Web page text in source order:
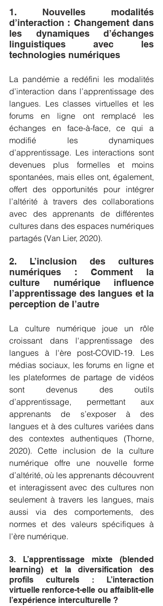
1. Nouvelles modalités
d’interaction : Changement dans
les dynamiques d’échanges
linguistiques avec les
technologies numériques
La pandémie a redéfini les modalités
d’interaction dans l’apprentissage des
langues. Les classes virtuelles et les
forums en ligne ont remplacé les
échanges en face-à-face, ce qui a
modifié les dynamiques
d’apprentissage. Les interactions sont
devenues plus formelles et moins
spontanées, mais elles ont, également,
offert des opportunités pour intégrer
l’altérité à travers des collaborations
avec des apprenants de différentes
cultures dans des espaces numériques
partagés (Van Lier, 2020).
2. L’inclusion des cultures
numériques : Comment la
culture numérique influence
l’apprentissage des langues et la
perception de l’autre
La culture numérique joue un rôle
croissant dans l'apprentissage des
langues à l'ère post-COVID-19. Les
médias sociaux, les forums en ligne et
les plateformes de partage de vidéos
sont devenus des outils
d’apprentissage, permettant aux
apprenants de s’exposer à des
langues et à des cultures variées dans
des contextes authentiques (Thorne,
2020). Cette inclusion de la culture
numérique offre une nouvelle forme
d’altérité, où les apprenants découvrent
et interagissent avec des cultures non
seulement à travers les langues, mais
aussi via des comportements, des
normes et des valeurs spécifiques à
l'ère numérique.
3. L’apprentissage mixte (blended
learning) et la diversification des
profils culturels : L’interaction
virtuelle renforce-t-elle ou affaiblit-elle
l’expérience interculturelle ?